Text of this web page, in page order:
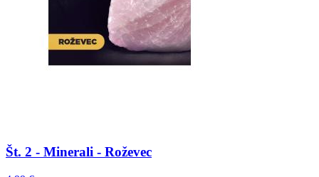
Št. 2 - Minerali - Roževec